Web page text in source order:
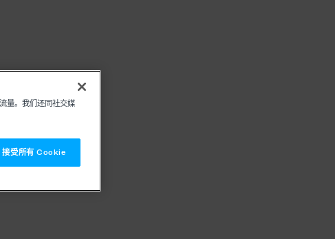
量。我们还同社交媒
接受所有 Cookie